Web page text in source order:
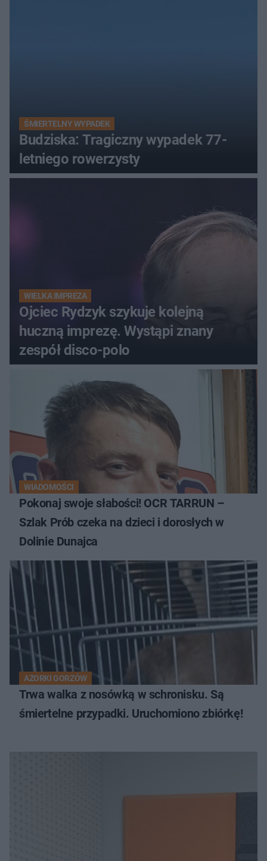
ŚMIERTELNY WYPADEK
Budziska: Tragiczny wypadek 77-
letniego rowerzysty
WIELKA IMPREZA
Ojciec Rydzyk szykuje kolejną
huczną imprezę. Wystąpi znany
zespół disco-polo
WIADOMOŚCI
Pokonaj swoje słabości! OCR TARRUN –
Szlak Prób czeka na dzieci i dorosłych w
Dolinie Dunajca
AZORKI GORZÓW
Trwa walka z nosówką w schronisku. Są
śmiertelne przypadki. Uruchomiono zbiórkę!